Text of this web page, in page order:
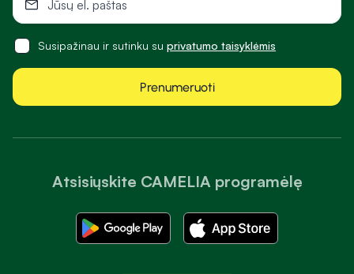
Atsisiųskite CAMELIA programėlę
Susipažinau ir sutinku su privatumo taisyklėmis
Prenumeruoti